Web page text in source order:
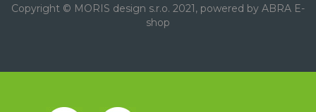
Copyright © MORIS design s.r.o. 2021, powered by ABRA E-
shop